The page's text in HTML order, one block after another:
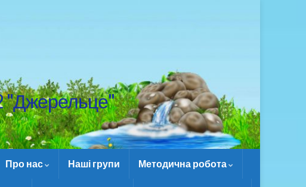
"Джерельце"
Про нас Наші групи Методична робота